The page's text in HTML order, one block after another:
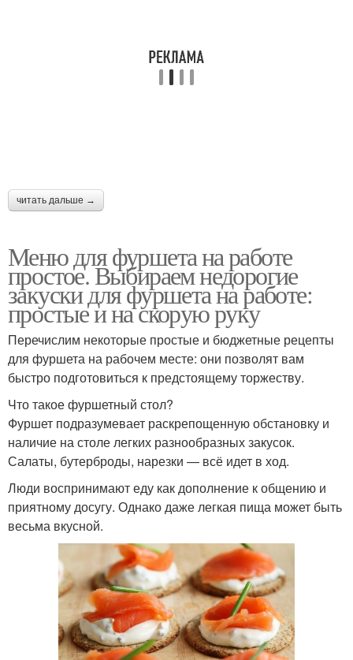
читать дальше →
Меню для фуршета на работе
простое. Выбираем недорогие
закуски для фуршета на работе:
простые и на скорую руку
Перечислим некоторые простые и бюджетные рецепты
для фуршета на рабочем месте: они позволят вам
быстро подготовиться к предстоящему торжеству.
Что такое фуршетный стол?
Фуршет подразумевает раскрепощенную обстановку и
наличие на столе легких разнообразных закусок.
Салаты, бутерброды, нарезки — всё идет в ход.
Люди воспринимают еду как дополнение к общению и
приятному досугу. Однако даже легкая пища может быть
весьма вкусной.